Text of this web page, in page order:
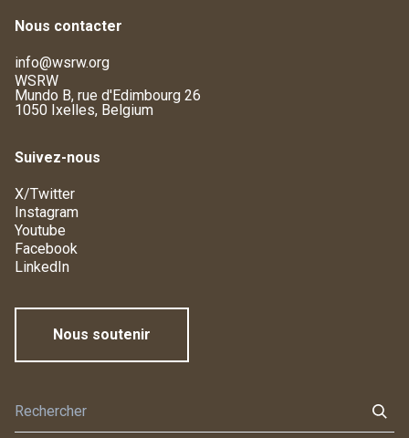
Nous contacter
info@wsrw.org
WSRW
Mundo B, rue d'Edimbourg 26
1050 Ixelles, Belgium
Suivez-nous
X/Twitter
Instagram
Youtube
Facebook
LinkedIn
Nous soutenir